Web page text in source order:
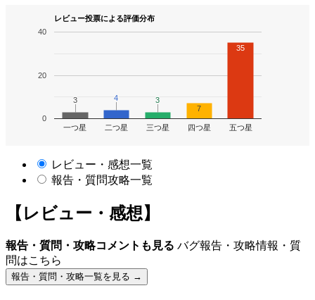
レビュー投票による評価分布
一つ星 二つ星 三つ星 四つ星 五つ星
0
20
40
3
3 4
4 3
3
7
35
レビュー・感想一覧
報告・質問攻略一覧
【レビュー・感想】
報告・質問・攻略コメントも見る バグ報告・攻略情報・質
問はこちら
報告・質問・攻略一覧を見る →